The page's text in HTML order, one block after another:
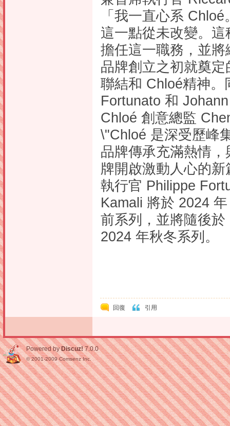
「我一直心系
這一點從未改變。
擔任這一職務，並
品牌創立之初就奠
聯結和 Chloé精神
Fortunato 和
Chloé 創意總監
\"Chloé 是深受歷峰
品牌傳承充滿熱情
牌開啟激動人心的
執行官 Philippe
Kamali 將於 2024
前系列，並將隨後
2024 年秋冬系列。
回復 引用
Powered byDiscuz! 7.0.0
© 2001-2009Comsenz Inc.